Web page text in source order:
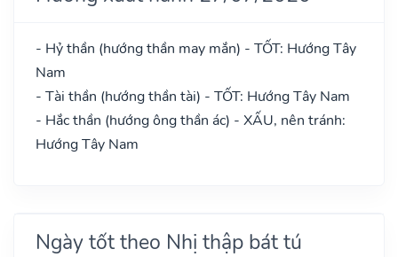
- Hỷ thần (hướng thần may mắn) - TỐT: Hướng Tây
Nam
- Tài thần (hướng thần tài) - TỐT: Hướng Tây Nam
- Hắc thần (hướng ông thần ác) - XẤU, nên tránh:
Hướng Tây Nam
Ngày tốt theo Nhị thập bát tú